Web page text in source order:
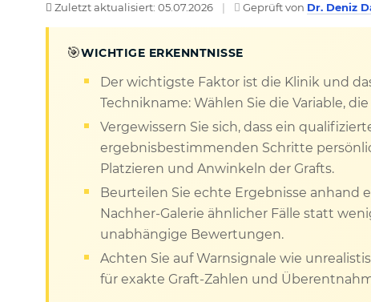
Zuletzt aktualisiert: 05.07.2026 | Geprüft von Dr. Deniz
🎯WICHTIGE ERKENNTNISSE
Der wichtigste Faktor ist die Klinik und
Technikname: Wählen Sie die Variable,
Vergewissern Sie sich, dass ein
ergebnisbestimmenden Schritte
Platzieren und Anwinkeln der Grafts.
Beurteilen Sie echte Ergebnisse anhand
Nachher-Galerie ähnlicher Fälle statt
unabhängige Bewertungen.
Achten Sie auf Warnsignale wie
für exakte Graft-Zahlen und